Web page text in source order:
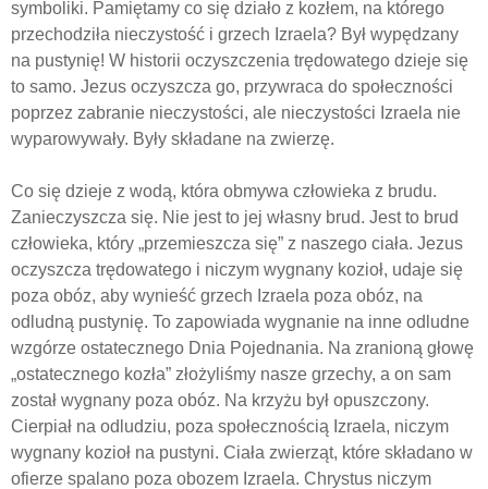
symboliki. Pamiętamy co się działo z kozłem, na którego
przechodziła nieczystość i grzech Izraela? Był wypędzany
na pustynię! W historii oczyszczenia trędowatego dzieje się
to samo. Jezus oczyszcza go, przywraca do społeczności
poprzez zabranie nieczystości, ale nieczystości Izraela nie
wyparowywały. Były składane na zwierzę.
Co się dzieje z wodą, która obmywa człowieka z brudu.
Zanieczyszcza się. Nie jest to jej własny brud. Jest to brud
człowieka, który „przemieszcza się” z naszego ciała. Jezus
oczyszcza trędowatego i niczym wygnany kozioł, udaje się
poza obóz, aby wynieść grzech Izraela poza obóz, na
odludną pustynię. To zapowiada wygnanie na inne odludne
wzgórze ostatecznego Dnia Pojednania. Na zranioną głowę
„ostatecznego kozła” złożyliśmy nasze grzechy, a on sam
został wygnany poza obóz. Na krzyżu był opuszczony.
Cierpiał na odludziu, poza społecznością Izraela, niczym
wygnany kozioł na pustyni. Ciała zwierząt, które składano w
ofierze spalano poza obozem Izraela. Chrystus niczym